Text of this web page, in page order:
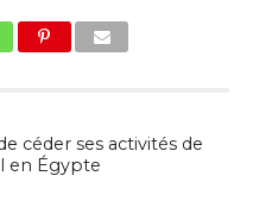
céder ses activités de
en Égypte